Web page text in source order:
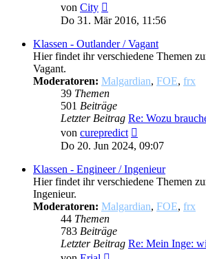
von City
Beitrag
Do 31. Mär 2016, 11:56
Klassen - Outlander / Vagant
Hier findet ihr verschiedene Themen
Vagant.
Moderatoren: Malgardian, FOE, frx
39 Themen
501 Beiträge
Letzter Beitrag Re: Wozu
von curepredict
Beitrag
Do 20. Jun 2024, 09:07
Klassen - Engineer / Ingenieur
Hier findet ihr verschiedene Themen
Ingenieur.
Moderatoren: Malgardian, FOE, frx
44 Themen
783 Beiträge
Letzter Beitrag Re: Mein Inge: